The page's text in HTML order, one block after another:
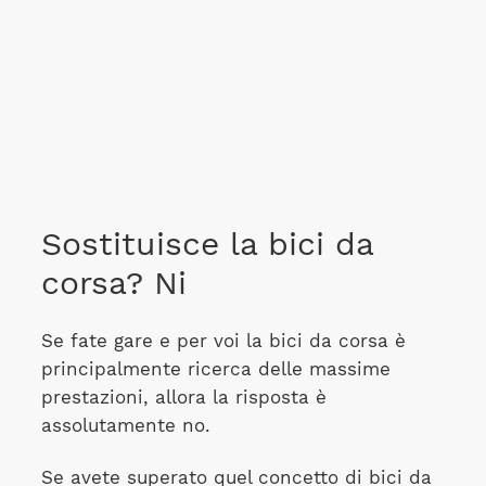
Sostituisce la bici da
corsa? Ni
Se fate gare e per voi la bici da corsa è
principalmente ricerca delle massime
prestazioni, allora la risposta è
assolutamente no.
Se avete superato quel concetto di bici da